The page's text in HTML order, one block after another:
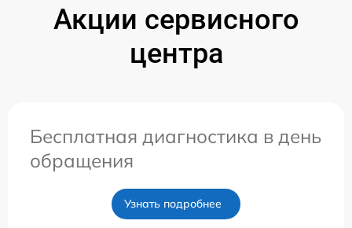
Акции сервисного
центра
Бесплатная диагностика в день
обращения
Узнать подробнее